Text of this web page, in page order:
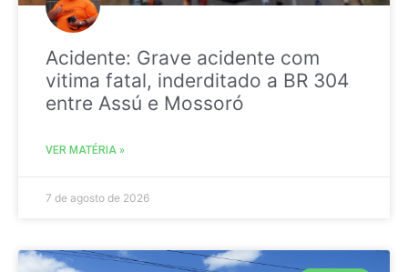
Acidente: Grave acidente com
vitima fatal, inderditado a BR 304
entre Assú e Mossoró
VER MATÉRIA »
7 de agosto de 2026